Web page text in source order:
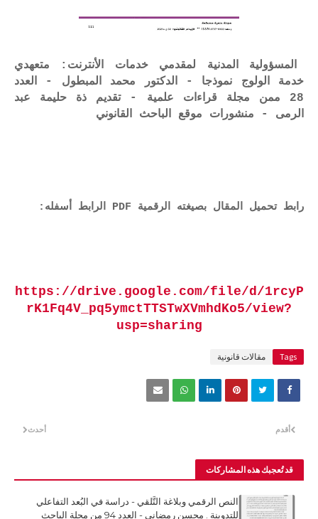
المسؤولية المدنية لمقدمي خدمات الأنترنت: متعهدي
خدمة الولوج نموذجا - الدكتور محمد المبطول - العدد
28 ممن مجلة قراءات علمية - تقديم ذة حليمة عبد
الرمى - منشورات موقع الباحث القانوني
رابط تحميل المقال بصيغته الرقمية PDF الرابط أسفله:
https://drive.google.com/file/d/1rcyP
rK1Fq4V_pq5ymctTTSTwXVmhdKo5/view?
usp=sharing
Tags مقالات قانونية
أحدث أقدم
قد تُعجبك هذه المشاركات
النص الرقمي وبلاغة التَّلقي - دراسة في البُعد التفاعلي
للتدوينة . محسن رمضاني - العدد 94 من مجلة الباحث